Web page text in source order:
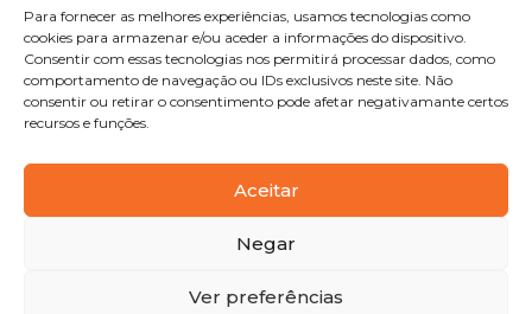
Para fornecer as melhores experiências, usamos tecnologias como
cookies para armazenar e/ou aceder a informações do dispositivo.
Consentir com essas tecnologias nos permitirá processar dados, como
comportamento de navegação ou IDs exclusivos neste site. Não
consentir ou retirar o consentimento pode afetar negativamante certos
recursos e funções.
Aceitar
Negar
Ver preferências
Copyright © 2025 Sabores Santa Clara
. Todos os direitos
reservadosPolítica de Privacidade |Termos e condições
Designed byShift Your Branding Agency